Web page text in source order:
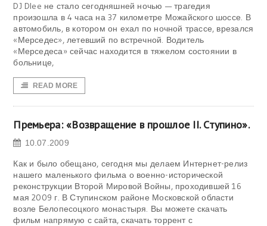
DJ Dlee не стало сегодняшней ночью — трагедия
произошла в 4 часа на 37 километре Можайского шоссе. В
автомобиль, в котором он ехал по ночной трассе, врезался
«Мерседес», летевший по встречной. Водитель
«Мерседеса» сейчас находится в тяжелом состоянии в
больнице,
READ MORE
Премьера: «Возвращение в прошлое II. Ступино».
10.07.2009
Как и было обещано, сегодня мы делаем Интернет-релиз
нашего маленького фильма о военно-исторической
реконструкции Второй Мировой Войны, проходившей 16
мая 2009 г. В Ступинском районе Московской области
возле Белопесоцкого монастыря. Вы можете скачать
фильм напрямую с сайта, скачать торрент с